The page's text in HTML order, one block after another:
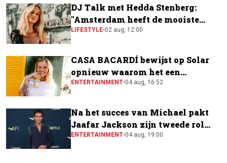
DJ Talk met Hedda Stenberg:
"Amsterdam heeft de mooiste
festivalscene van Europa"
LIFESTYLE•02 aug, 12:00
CASA BACARDÍ bewijst op Solar
opnieuw waarom het een
festivalfavoriet is
ENTERTAINMENT•04 aug, 16:52
Na het succes van Michael pakt
Jaafar Jackson zijn tweede rol
naast Will Smith
ENTERTAINMENT•04 aug, 19:00